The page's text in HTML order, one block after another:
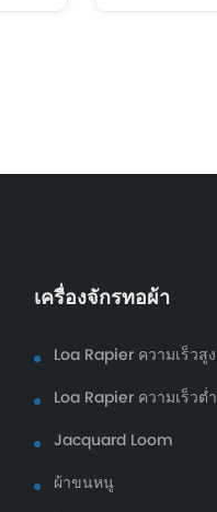
เครื่องจักรทอผ้า
Loa Rapier ความเร็วสูง
Loa Rapier ความเร็วต่ำ
Jacquard Loom
ผ้าขนหนู